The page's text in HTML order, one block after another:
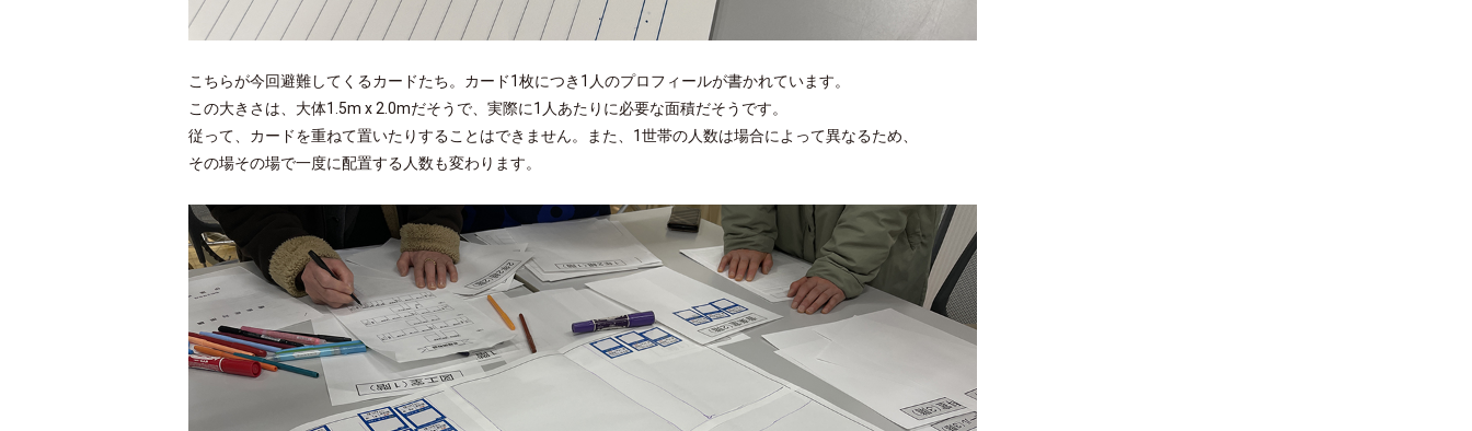
こちらが今回避難してくるカードたち。カード1枚につき1人のプロフィールが書かれています。
この大きさは、大体1.5m x 2.0mだそうで、実際に1人あたりに必要な面積だそうです。
従って、カードを重ねて置いたりすることはできません。また、1世帯の人数は場合によって異なるため、
その場その場で一度に配置する人数も変わります。